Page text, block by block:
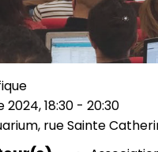
18:30 - 20:30
rue Sainte